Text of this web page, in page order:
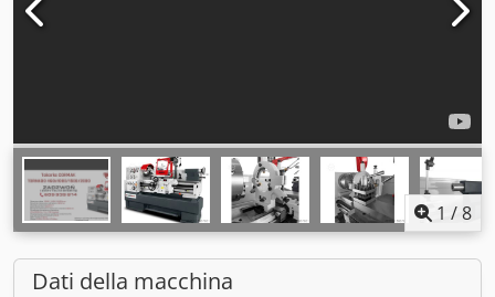
1 /8
Dati della macchina